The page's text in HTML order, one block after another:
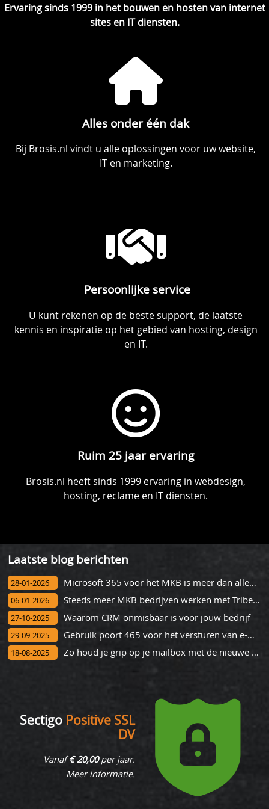
Ervaring sinds 1999 in het bouwen en hosten van internet
sites en IT diensten.
Alles onder één dak
Bij Brosis.nl vindt u alle oplossingen voor uw website,
IT en marketing.
Persoonlijke service
U kunt rekenen op de beste support, de laatste
kennis en inspiratie op het gebied van hosting, design
en IT.
Ruim 25 jaar ervaring
Brosis.nl heeft sinds 1999 ervaring in webdesign,
hosting, reclame en IT diensten.
Laatste blog berichten
28-01-2026 Microsoft 365 voor het MKB is meer dan alleen mail
06-01-2026 Steeds meer MKB bedrijven werken met Tribe CRM na succesvol onbo
27-10-2025 Waarom CRM onmisbaar is voor jouw bedrijf
29-09-2025 Gebruik poort 465 voor het versturen van e-mail
18-08-2025 Zo houd je grip op je mailbox met de nieuwe Outlook
Sectigo Positive SSL
DV
Vanaf€ 20,00per jaar.
Meer informatie.